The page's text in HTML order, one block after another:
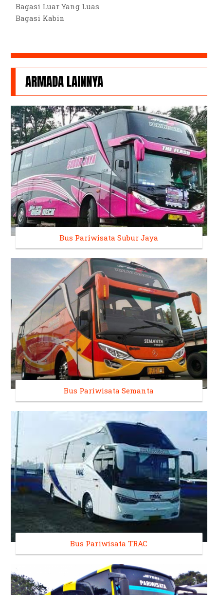
Bagasi Luar Yang Luas
Bagasi Kabin
ARMADA LAINNYA
Bus Pariwisata Subur Jaya
Bus Pariwisata Semanta
Bus Pariwisata TRAC